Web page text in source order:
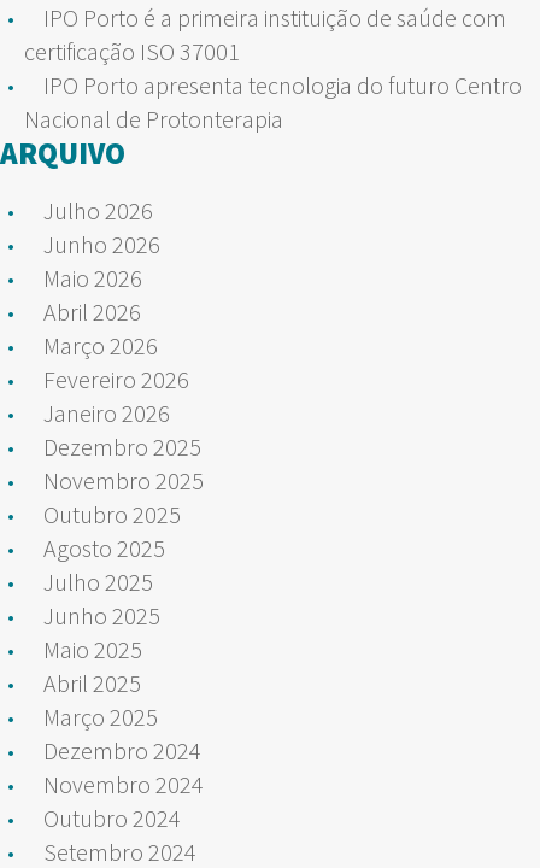
IPO Porto é a primeira instituição de saúde com
certificação ISO 37001
IPO Porto apresenta tecnologia do futuro Centro
Nacional de Protonterapia
ARQUIVO
Julho 2026
Junho 2026
Maio 2026
Abril 2026
Março 2026
Fevereiro 2026
Janeiro 2026
Dezembro 2025
Novembro 2025
Outubro 2025
Agosto 2025
Julho 2025
Junho 2025
Maio 2025
Abril 2025
Março 2025
Dezembro 2024
Novembro 2024
Outubro 2024
Setembro 2024